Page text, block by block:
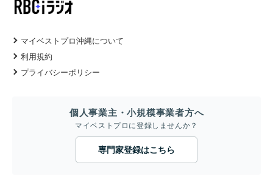
マイベストプロ沖縄について
利用規約
プライバシーポリシー
個人事業主・小規模事業者方へ
マイベストプロに登録しませんか？
専門家登録はこちら